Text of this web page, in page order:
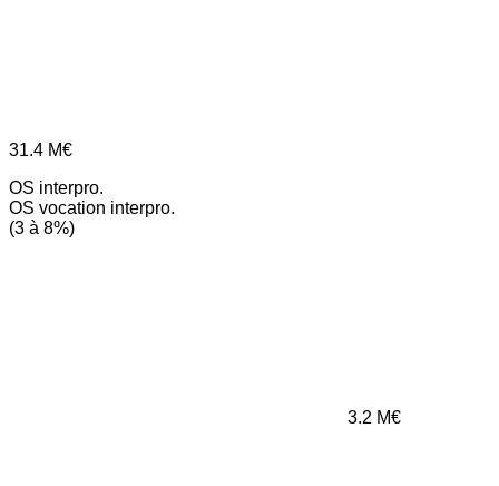
31.4 M€
OS interpro.
OS vocation interpro.
(3 à 8%)
3.2 M€